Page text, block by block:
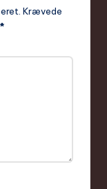
Krævede
*